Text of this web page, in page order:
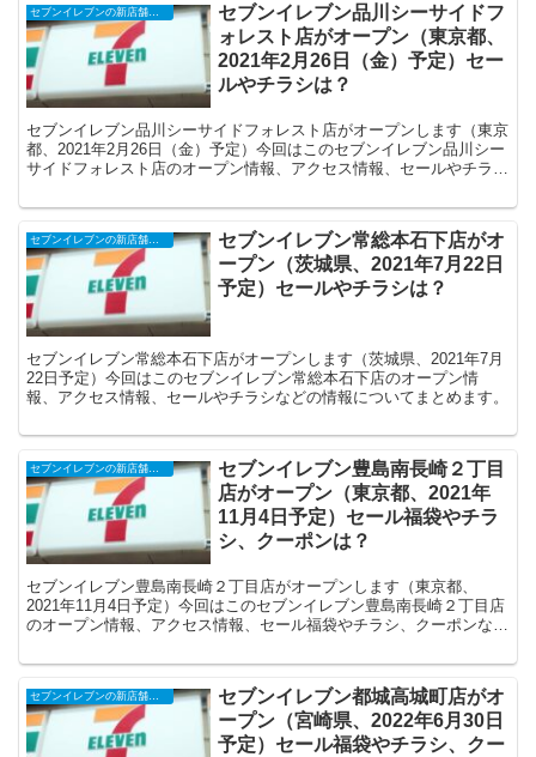
セブンイレブン品川シーサイドフ
ォレスト店がオープン（東京都、
2021年2月26日（金）予定）セー
ルやチラシは？
セブンイレブン品川シーサイドフォレスト店がオープンします（東京
都、2021年2月26日（金）予定）今回はこのセブンイレブン品川シー
サイドフォレスト店のオープン情報、アクセス情報、セールやチラシ
セブンイレブンの新店舗開店予定・オープンセール（福袋）、クーポンなど
セブンイレブン常総本石下店がオ
ープン（茨城県、2021年7月22日
予定）セールやチラシは？
セブンイレブン常総本石下店がオープンします（茨城県、2021年7月
22日予定）今回はこのセブンイレブン常総本石下店のオープン情
報、アクセス情報、セールやチラシなどの情報についてまとめます。
セブンイレブン豊島南長崎２丁目
店がオープン（東京都、2021年
11月4日予定）セール福袋やチラ
シ、クーポンは？
セブンイレブン豊島南長崎２丁目店がオープンします（東京都、
2021年11月4日予定）今回はこのセブンイレブン豊島南長崎２丁目店
のオープン情報、アクセス情報、セール福袋やチラシ、クーポンなど
セブンイレブンの新店舗開店予定・オープンセール（福袋）、クーポンなど
セブンイレブン都城高城町店がオ
ープン（宮崎県、2022年6月30日
予定）セール福袋やチラシ、クー